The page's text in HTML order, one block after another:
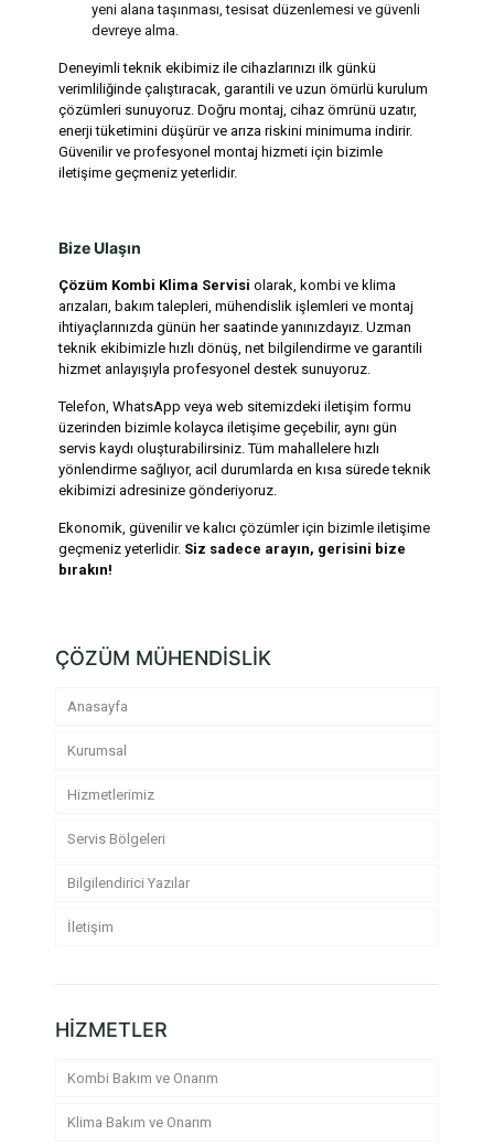
yeni alana taşınması, tesisat düzenlemesi ve güvenli
devreye alma.
Deneyimli teknik ekibimiz ile cihazlarınızı ilk günkü
verimliliğinde çalıştıracak, garantili ve uzun ömürlü kurulum
çözümleri sunuyoruz. Doğru montaj, cihaz ömrünü uzatır,
enerji tüketimini düşürür ve arıza riskini minimuma indirir.
Güvenilir ve profesyonel montaj hizmeti için bizimle
iletişime geçmeniz yeterlidir.
Bize Ulaşın
Çözüm Kombi Klima Servisi olarak, kombi ve klima
arızaları, bakım talepleri, mühendislik işlemleri ve montaj
ihtiyaçlarınızda günün her saatinde yanınızdayız. Uzman
teknik ekibimizle hızlı dönüş, net bilgilendirme ve garantili
hizmet anlayışıyla profesyonel destek sunuyoruz.
Telefon, WhatsApp veya web sitemizdeki iletişim formu
üzerinden bizimle kolayca iletişime geçebilir, aynı gün
servis kaydı oluşturabilirsiniz. Tüm mahallelere hızlı
yönlendirme sağlıyor, acil durumlarda en kısa sürede teknik
ekibimizi adresinize gönderiyoruz.
Ekonomik, güvenilir ve kalıcı çözümler için bizimle iletişime
geçmeniz yeterlidir. Siz sadece arayın, gerisini bize
bırakın!
ÇÖZÜM MÜHENDİSLİK
Anasayfa
Kurumsal
Hizmetlerimiz
Servis Bölgeleri
Bilgilendirici Yazılar
İletişim
HİZMETLER
Kombi Bakım ve Onarım
Klima Bakım ve Onarım